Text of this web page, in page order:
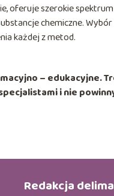
oferuje szerokie
chemiczne.
każdej z metod.
– edukacyjne.
i nie
Redakcja